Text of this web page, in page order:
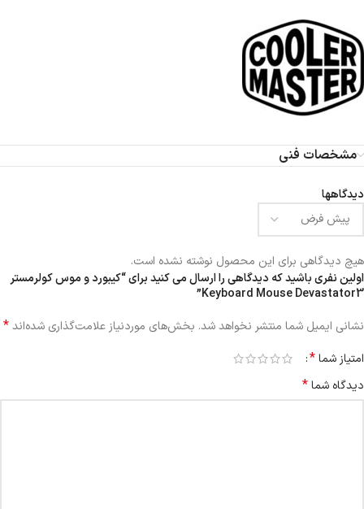
مشخصات فنی
دیدگاهها
هیچ دیدگاهی برای این محصول نوشته نشده است.
اولین نفری باشید که دیدگاهی را ارسال می کنید برای “کیبورد و موس کولرمستر
Keyboard Mouse Devastator3”
نشانی ایمیل شما منتشر نخواهد شد. بخش‌های موردنیاز علامت‌گذاری شده‌اند*
امتیاز شما*
دیدگاه شما*